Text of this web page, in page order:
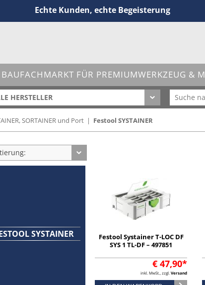
Echte Kunden, echte Begeisterung
BAUFACHMARKT FÜR PREMIUMWERKZEUG &
HERSTELLER
SORTAINER und Port | Festool SYSTAINER
SYSTAINER
Festool Systainer T-LOC DF
SYS 1 TL-DF – 497851
€ 47,90*
inkl. MwSt., zzgl. Versand